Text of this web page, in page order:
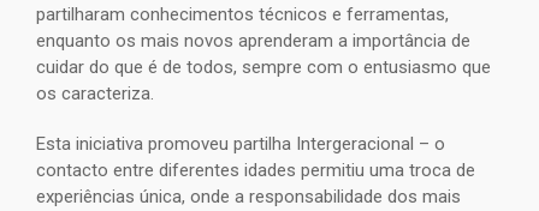
partilharam conhecimentos técnicos e ferramentas,
enquanto os mais novos aprenderam a importância de
cuidar do que é de todos, sempre com o entusiasmo que
os caracteriza.
Esta iniciativa promoveu partilha Intergeracional – o
contacto entre diferentes idades permitiu uma troca de
experiências única, onde a responsabilidade dos mais